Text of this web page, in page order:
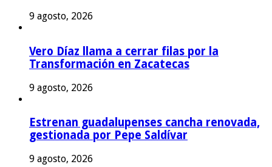
9 agosto, 2026
Vero Díaz llama a cerrar filas por la
Transformación en Zacatecas
9 agosto, 2026
Estrenan guadalupenses cancha renovada,
gestionada por Pepe Saldívar
9 agosto, 2026